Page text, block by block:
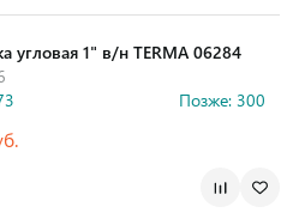
угловая 1" в/н TERMA 06284
Позже: 300